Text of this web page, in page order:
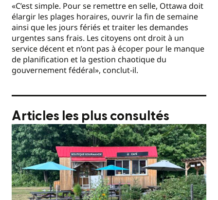
«C’est simple. Pour se remettre en selle, Ottawa doit
élargir les plages horaires, ouvrir la fin de semaine
ainsi que les jours fériés et traiter les demandes
urgentes sans frais. Les citoyens ont droit à un
service décent et n’ont pas à écoper pour le manque
de planification et la gestion chaotique du
gouvernement fédéral», conclut-il.
Articles les plus consultés